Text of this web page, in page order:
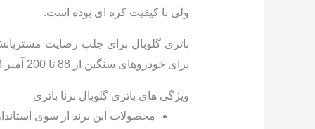
ولی با کیفیت کره ای بوده است.
برای خودروهای سنگین از 88 تا 200 آمپر 8 ماه گارانتی قرار داده است.
ویژگی های باتری گلوبال برنا باتری
محصولات این برند از سوی